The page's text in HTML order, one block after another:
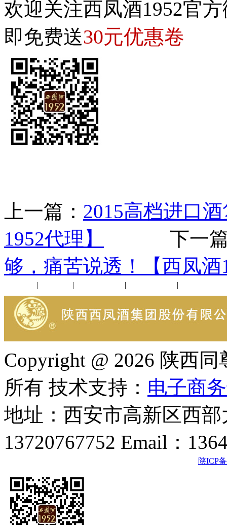
欢迎关注西凤酒1952官
即免费送30元优惠卷
上一篇： 2015高档进口
1952代理】
下一篇
够，痛苦说透！【西凤酒
| | | |
Copyright @ 2026 陕西
所有 技术支持： 电子商
地址：西安市高新区西
13720767752 Email：
陕ICP